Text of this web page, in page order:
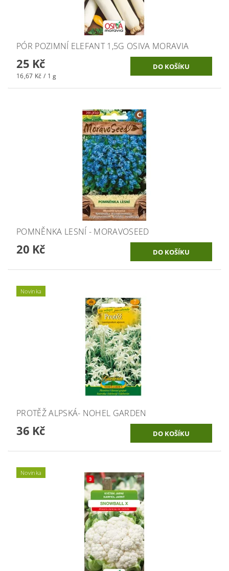
PÓR POZIMNÍ ELEFANT 1,5G OSIVA MORAVIA
25 Kč
16,67 Kč / 1 g
POMNĚNKA LESNÍ - MORAVOSEED
20 Kč
Novinka
PROTĚŽ ALPSKÁ- NOHEL GARDEN
36 Kč
Novinka